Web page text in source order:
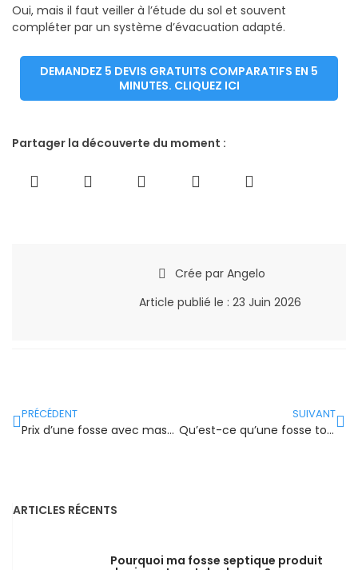
Oui, mais il faut veiller à l’étude du sol et souvent
compléter par un système d’évacuation adapté.
DEMANDEZ 5 DEVIS GRATUITS COMPARATIFS EN 5
MINUTES. CLIQUEZ ICI
Partager la découverte du moment :
Crée par Angelo
Article publié le : 23 Juin 2026
PRÉCÉDENT
Prix d’une fosse avec massif filtrant compact en 2026
SUIVANT
Qu’est-ce qu’une fosse toutes eaux ? Définition pro
ARTICLES RÉCENTS
Pourquoi ma fosse septique produit